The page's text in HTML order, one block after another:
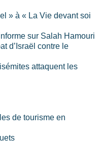
» à « La Vie devant soi
sur Salah Hamouri
d’Israël contre le
attaquent les
de tourisme en